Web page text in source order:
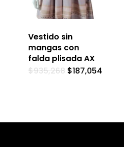
Vestido sin
mangas con
falda plisada AX
$935,268 $187,054